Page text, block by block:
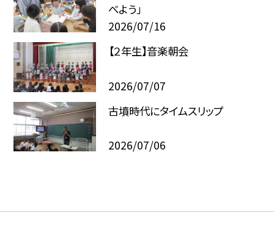
べよう」
2026/07/16
【２年生】音楽朝会
2026/07/07
古墳時代にタイムスリップ
2026/07/06